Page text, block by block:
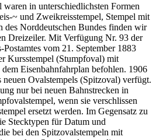
waren in unterschiedlichsten Formen
~ und Zweikreisstempel, Stempel mit
des Norddeutschen Bundes finden wir
Dreizeiler. Mit Verfügung Nr. 93 der
vom 21. September 1883
Kursstempel (Stumpfoval) mit
Eisenbahnfahrplan befohlen. 1906
Ovalstempels (Spitzoval) verfügt.
nur bei neuen Bahnstrecken in
wenn sie verschlissen
ersetzt werden. Im Gegensatz zu
Stecktypen für Datum und
bei den Spitzovalstempeln mit